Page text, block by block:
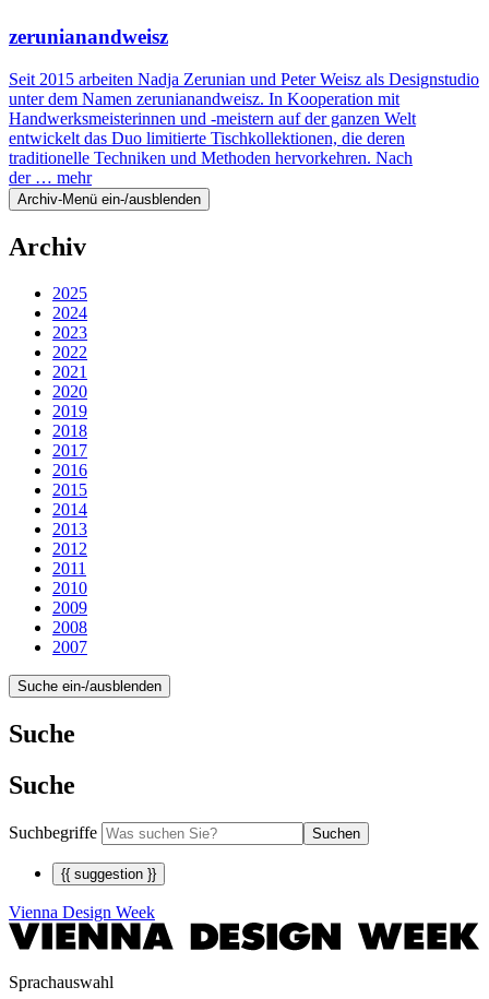
zerunianandweisz
Seit 2015 arbeiten Nadja Zerunian und Peter Weisz als Designstudio
unter dem Namen zerunianandweisz. In Kooperation mit
Handwerksmeisterinnen und -meistern auf der ganzen Welt
entwickelt das Duo limitierte Tischkollektionen, die deren
traditionelle Techniken und Methoden hervorkehren. Nach
der … mehr
Archiv-Menü ein-/ausblenden
Archiv
2025
2024
2023
2022
2021
2020
2019
2018
2017
2016
2015
2014
2013
2012
2011
2010
2009
2008
2007
Suche ein-/ausblenden
Suche
Suche
Suchbegriffe Suchen
{{ suggestion }}
Vienna Design Week
Sprachauswahl